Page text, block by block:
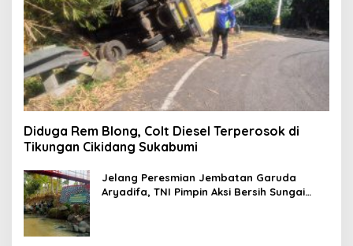
Diduga Rem Blong, Colt Diesel Terperosok di
Tikungan Cikidang Sukabumi
Jelang Peresmian Jembatan Garuda
Aryadifa, TNI Pimpin Aksi Bersih Sungai